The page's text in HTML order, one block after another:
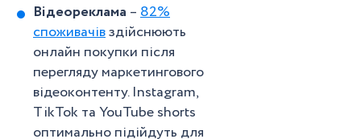
Відеореклама –82%
споживачівздійснюють
онлайн покупки після
перегляду маркетингового
відеоконтенту. Instagram,
TikTok та YouTube shorts
оптимально підійдуть для